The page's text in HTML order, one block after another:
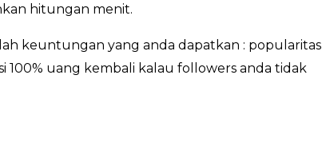
hitungan menit.
keuntungan yang anda dapatkan : popularitas
100% uang kembali kalau followers anda tidak